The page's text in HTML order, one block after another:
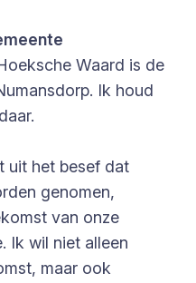
Waard is de
Ik houd
uit het besef dat
genomen,
van onze
Ik wil niet alleen
maar ook